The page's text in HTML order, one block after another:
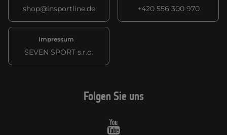
shop@insportline.de +420 556 300 970
Impressum
SEVEN SPORT s.r.o.
Folgen Sie uns
Youtube